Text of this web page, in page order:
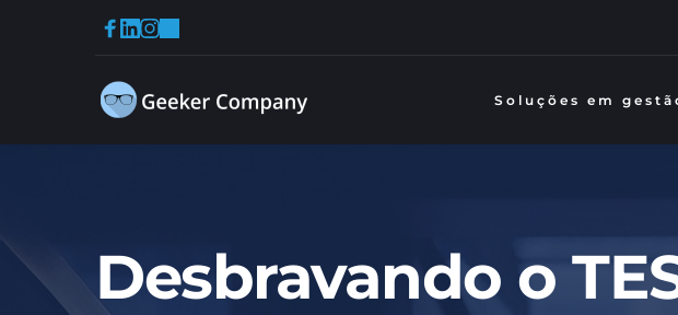
Soluções em
Desbravando o